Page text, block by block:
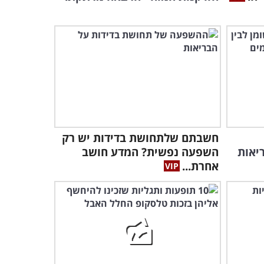
בחוט השדרה
חשבתם שלתחושת בדידות יש רק
השפעה נפשית? המדע חושב
אחרת...